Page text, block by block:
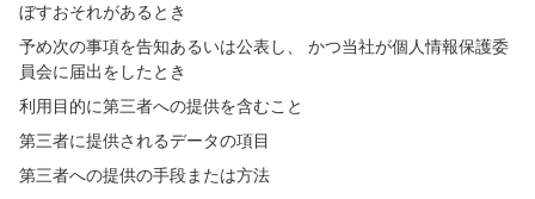
ぼすおそれがあるとき
予め次の事項を告知あるいは公表し、 かつ当社が個人情報保護委
員会に届出をしたとき
利用目的に第三者への提供を含むこと
第三者に提供されるデータの項目
第三者への提供の手段または方法